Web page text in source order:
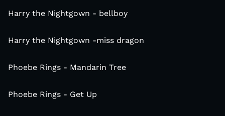
Harry the Nightgown - bellboy
Harry the Nightgown -miss dragon
Phoebe Rings - Mandarin Tree
Phoebe Rings - Get Up